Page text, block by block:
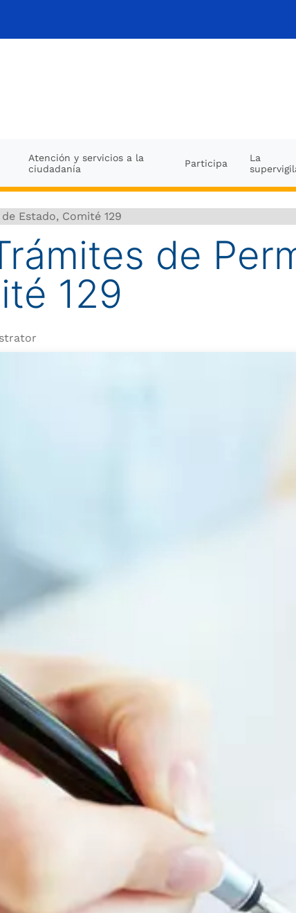
Atención y servicios a la
ciudadanía
Participa
La
Estado, Comité 129
de
129